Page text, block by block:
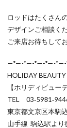
ロッドはたくさん
デザインご相談く
ご来店お待ちして
—*—-*—-*—-*—-
HOLIDAY
【ホリディビュー
TEL
東京都文京区本駒
山手線 駒込駅より